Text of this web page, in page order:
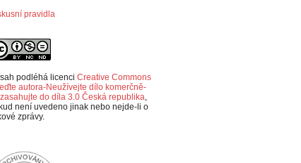
pravidla
podléhá licenci Creative Commons
autora-Neužívejte dílo komerčně-
do díla 3.0 Česká republika
není uvedeno jinak nebo nejde-li o
zprávy.